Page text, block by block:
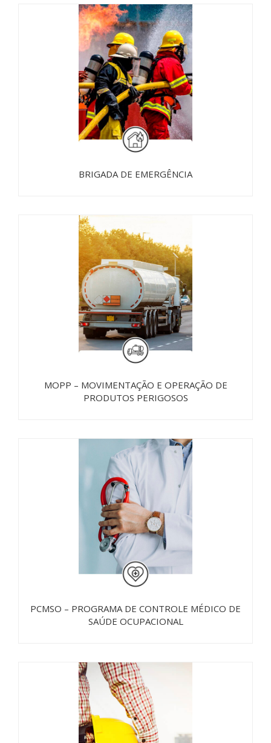
BRIGADA DE EMERGÊNCIA
MOPP – MOVIMENTAÇÃO E OPERAÇÃO DE
PRODUTOS PERIGOSOS
PCMSO – PROGRAMA DE CONTROLE MÉDICO DE
SAÚDE OCUPACIONAL